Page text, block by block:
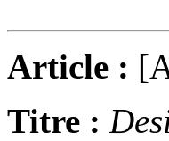
Article :
Titre :